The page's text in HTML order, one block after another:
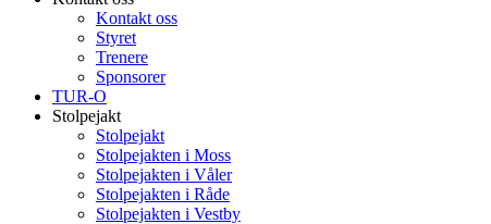
Kontakt oss
Styret
Trenere
Sponsorer
TUR-O
Stolpejakt
Stolpejakt
Stolpejakten i Moss
Stolpejakten i Våler
Stolpejakten i Råde
Stolpejakten i Vestby